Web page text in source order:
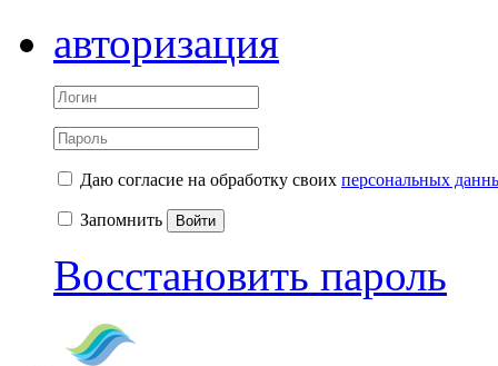
авторизация
Даю согласие на обработку своих персональных
Запомнить Войти
Восстановить пароль